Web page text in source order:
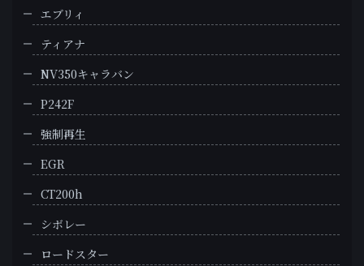
エブリィ
ティアナ
NV350キャラバン
P242F
強制再生
EGR
CT200h
シボレー
ロードスター